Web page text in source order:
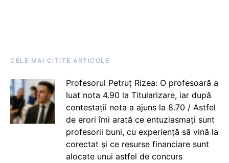
CELE MAI CITITE ARTICOLE
Profesorul Petruț Rizea: O profesoară a
luat nota 4.90 la Titularizare, iar după
contestații nota a ajuns la 8.70 / Astfel
de erori îmi arată ce entuziasmați sunt
profesorii buni, cu experiență să vină la
corectat și ce resurse financiare sunt
alocate unui astfel de concurs